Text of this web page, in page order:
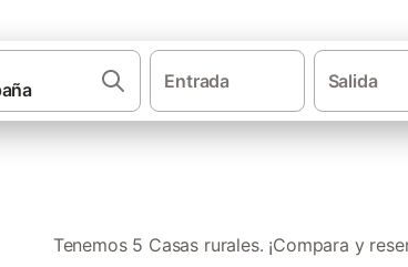
Entrada Salida
Tenemos 5 Casas rurales. ¡Compara y